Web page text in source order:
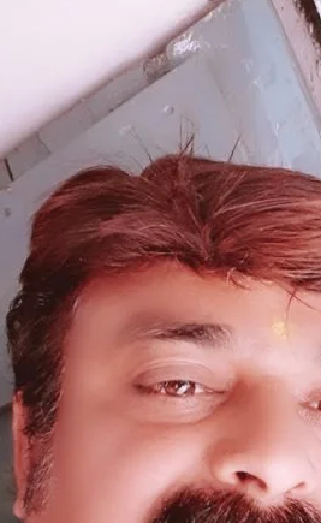
अध्यक्ष